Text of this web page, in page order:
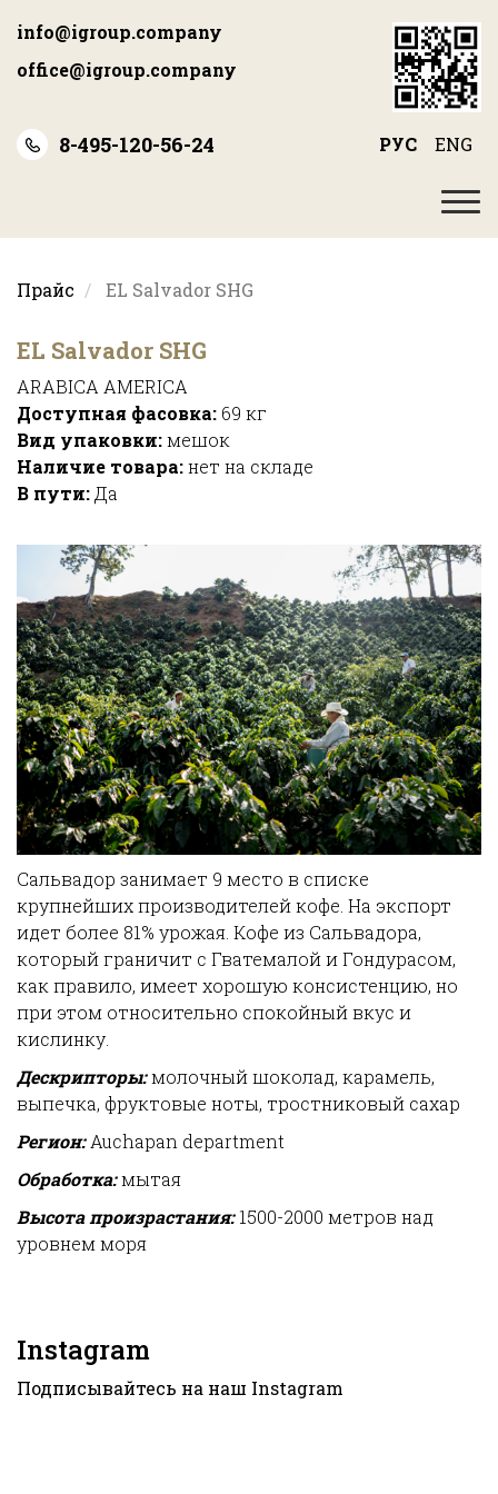
основному
info@igroup.company
office@igroup.company
8-495-120-56-24 РУС ENG
Прайс EL Salvador SHG
EL Salvador SHG
ARABICA AMERICA
Доступная фасовка: 69 кг
Вид упаковки:мешок
Наличие товара:нет на складе
В пути:Да
Сальвадор занимает 9 место в списке
крупнейших производителей кофе. На экспорт
идет более 81% урожая. Кофе из Сальвадора,
который граничит с Гватемалой и Гондурасом,
как правило, имеет хорошую консистенцию, но
при этом относительно спокойный вкус и
кислинку.
Дескрипторы:молочный шоколад, карамель,
выпечка, фруктовые ноты, тростниковый сахар
Регион:Auchapan department
Обработка:мытая
Высота произрастания:1500-2000 метров над
уровнем моря
Instagram
Подписывайтесь на наш Instagram